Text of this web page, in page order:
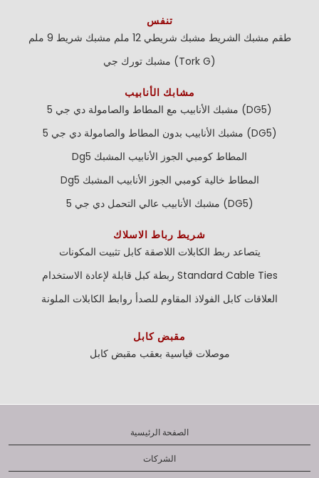
تنفس
مشبك شريط 9 ملم
مشبك شريطي 12 ملم طقم مشبك الشريط
مشبك تورك جي (Tork G)
مشابك الأنابيب
مشبك الأنابيب مع المطاط والصامولة دي جي 5 (DG5)
مشبك الأنابيب بدون المطاط والصامولة دي جي 5 (DG5)
Dg5 المطاط كومبي الجوز الأنابيب المشبك
Dg5 المطاط خالية كومبي الجوز الأنابيب المشبك
مشبك الأنابيب عالي التحمل دي جي 5 (DG5)
شريط رباط الاسلاك
كابل تثبيت المكونات يتصاعد ربط الكابلات اللاصقة
ربطة كبل قابلة لإعادة الاستخدام Standard Cable Ties
روابط الكابلات الملونة العلاقات كابل الفولاذ المقاوم للصدأ
مقبض كابل
مقبض كابل موصلات قياسية بعقب
الصفحة الرئيسية
الشركات